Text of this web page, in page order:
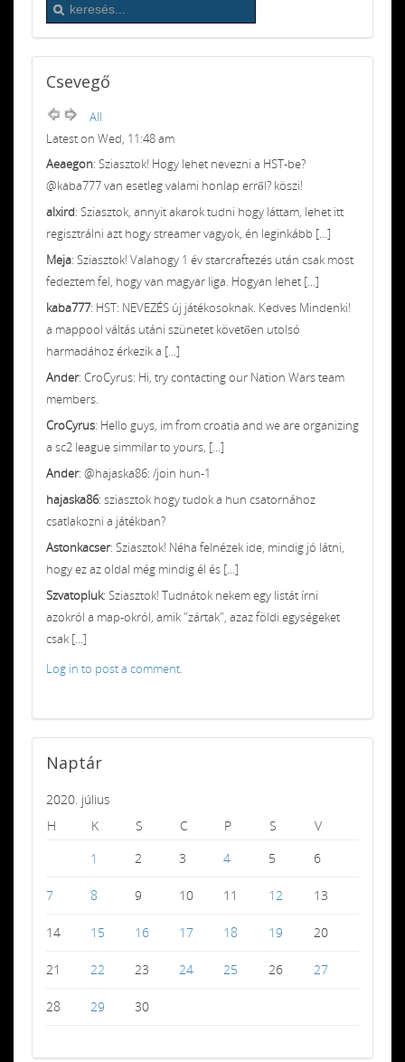
Csevegő
All
Latest on Wed, 11:48 am
Aeaegon: Sziasztok! Hogy lehet nevezni a HST-be?
@kaba777 van esetleg valami honlap erről? köszi!
alxird: Sziasztok, annyit akarok tudni hogy láttam, lehet itt
regisztrálni azt hogy streamer vagyok, én leginkább [...]
Meja: Sziasztok! Valahogy 1 év starcraftezés után csak most
fedeztem fel, hogy van magyar liga. Hogyan lehet [...]
kaba777: HST: NEVEZÉS új játékosoknak. Kedves Mindenki!
a mappool váltás utáni szünetet követően utolsó
harmadához érkezik a [...]
Ander: CroCyrus: Hi, try contacting our Nation Wars team
members.
CroCyrus: Hello guys, im from croatia and we are organizing
a sc2 league simmilar to yours, [...]
Ander: @hajaska86: /join hun-1
hajaska86: sziasztok hogy tudok a hun csatornához
csatlakozni a játékban?
Astonkacser: Sziasztok! Néha felnézek ide, mindig jó látni,
hogy ez az oldal még mindig él és [...]
Szvatopluk: Sziasztok! Tudnátok nekem egy listát írni
azokról a map-okról, amik "zártak", azaz földi egységeket
csak [...]
Log in to post a comment.
Naptár
2020. július
H
K S C P S
V
1
2 3 4 5 6
7 8 9 10 11 12 13
14 15 16 17 18 19 20
21 22 23 24 25 26 27
28 29 30